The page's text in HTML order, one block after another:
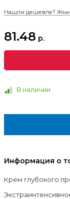
Нашли дешевле?
81.48 р.
В наличии
Информация о
Крем глубокого